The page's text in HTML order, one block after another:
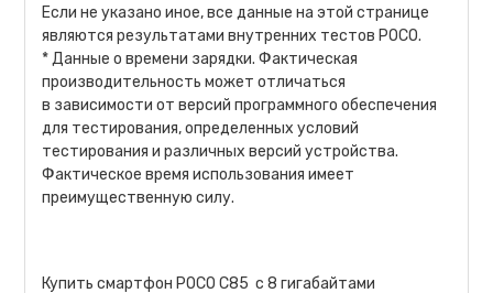
Если не указано иное, все данные на этой странице
являются результатами внутренних тестов POCO.
* Данные о времени зарядки. Фактическая
производительность может отличаться
в зависимости от версий программного обеспечения
для тестирования, определенных условий
тестирования и различных версий устройства.
Фактическое время использования имеет
преимущественную силу.
Купить смартфон POCO C85 с 8 гигабайтами